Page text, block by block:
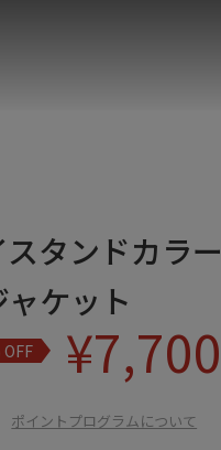
スタンドカラ
ケット
¥7,700
ポイントプログラムについて